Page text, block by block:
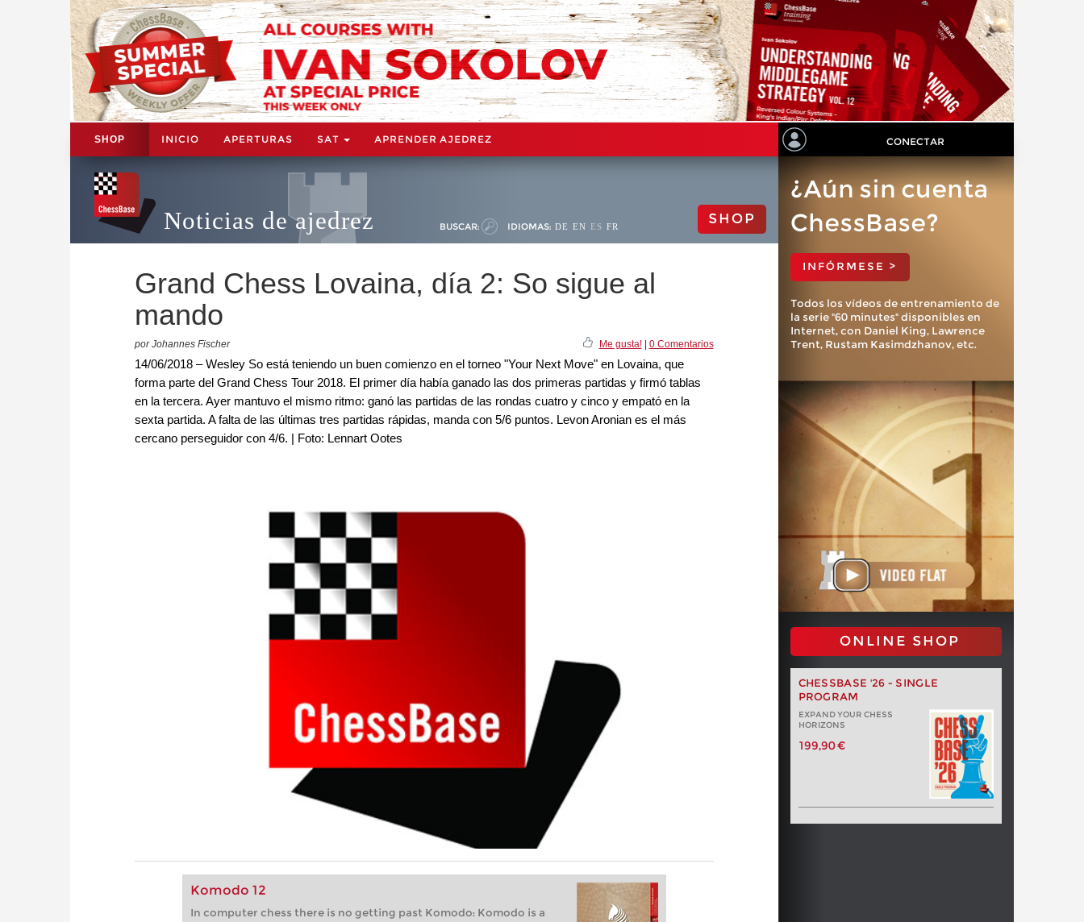
SHOP INICIO APERTURAS SAT APRENDER AJEDREZ CONECTAR
Noticias de ajedrez BUSCAR: IDIOMAS: DE EN ES FR SHOP
Grand Chess Lovaina, día 2: So sigue al
mando
por Johannes Fischer Me gusta!| 0 Comentarios
14/06/2018 – Wesley So está teniendo un buen comienzo en el torneo "Your Next Move" en Lovaina, que
forma parte del Grand Chess Tour 2018. El primer día había ganado las dos primeras partidas y firmó tablas
en la tercera. Ayer mantuvo el mismo ritmo: ganó las partidas de las rondas cuatro y cinco y empató en la
sexta partida. A falta de las últimas tres partidas rápidas, manda con 5/6 puntos. Levon Aronian es el más
cercano perseguidor con 4/6. | Foto: Lennart Ootes
Komodo 12
In computer chess there is no getting past Komodo: Komodo is a
¿Aún sin cuenta
ChessBase?
INFÓRMESE >
Todos los vídeos de entrenamiento de
la serie "60 minutes" disponibles en
Internet, con Daniel King, Lawrence
Trent, Rustam Kasimdzhanov, etc.
ONLINE SHOP
CHESSBASE '26 - SINGLE
PROGRAM
EXPAND YOUR CHESS
HORIZONS
199,90 €